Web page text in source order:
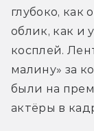
глубоко, как
облик, как и
косплей.
малину» за
были на
актёры в